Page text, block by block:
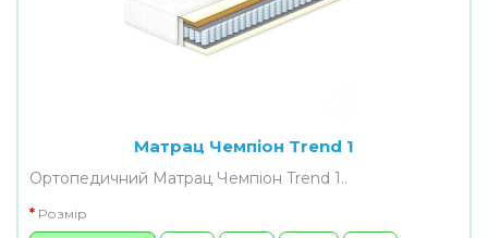
Матрац Чемпіон Trend 1
Ортопедичний Матрац Чемпіон Trend 1..
Розмір